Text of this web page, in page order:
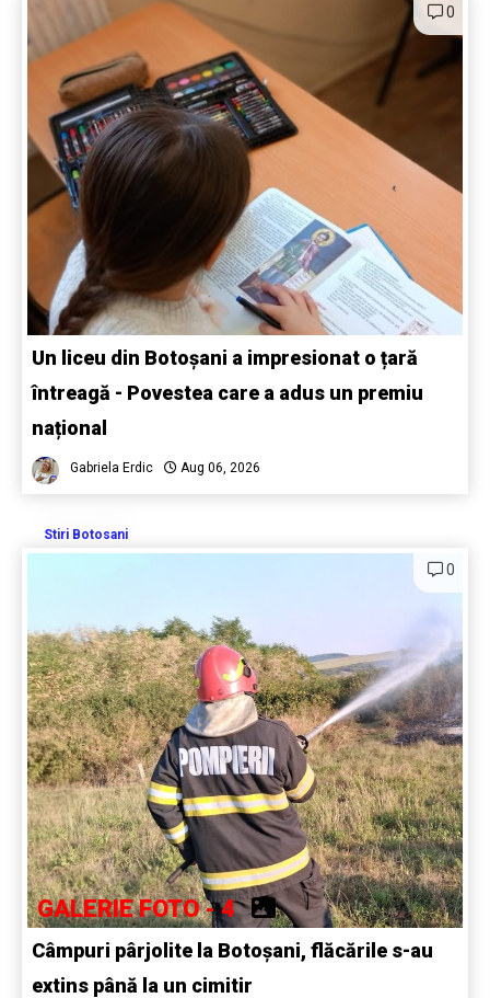
0
Un liceu din Botoșani a impresionat o țară
întreagă - Povestea care a adus un premiu
național
Gabriela Erdic Aug 06, 2026
Stiri Botosani
0
GALERIE FOTO - 4
Câmpuri pârjolite la Botoșani, flăcările s-au
extins până la un cimitir